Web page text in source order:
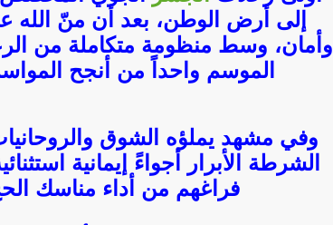
إلى أرض الوطن، بعد أن منّ الله
وأمان، وسط منظومة متكاملة من
الموسم واحداً من أنجح
وفي مشهد يملؤه الشوق
الشرطة الأبرار أجواءً إيمانية
فراغهم من أداء مناسك